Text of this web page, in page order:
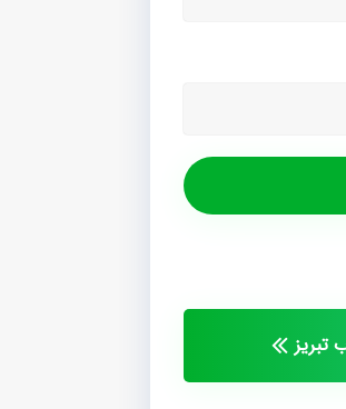
تبریز